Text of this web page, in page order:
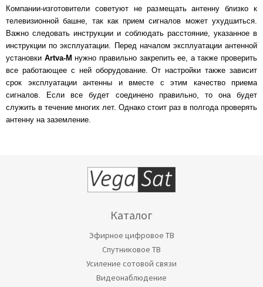
Компании-изготовители советуют не размещать антенну близко к
телевизионной башне, так как прием сигналов может ухудшиться.
Важно следовать инструкции и соблюдать расстояние, указанное в
инструкции по эксплуатации. Перед началом эксплуатации антенной
установки Artva-M нужно правильно закрепить ее, а также проверить
все работающее с ней оборудование. От настройки также зависит
срок эксплуатации антенны и вместе с этим качество приема
сигналов. Если все будет соединено правильно, то она будет
служить в течение многих лет. Однако стоит раз в полгода проверять
антенну на заземление.
Каталог
Эфирное цифровое ТВ
Спутниковое ТВ
Усиление сотовой связи
Видеонаблюдение